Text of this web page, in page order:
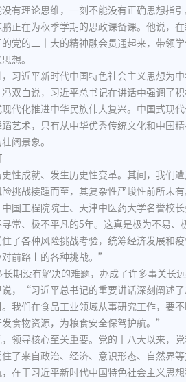
有理论思维，一刻不能没有正确思想指引
正在为秋季学期的思政课备课。他说，
党的二十大的精神融会贯通起来，带领
想。
习近平新时代中国特色社会主义思想为
双白说，习近平总书记在讲话中强调了
代化推进中华民族伟大复兴。中国式现
艺术，只有从中华优秀传统文化和中国
阔景象。
性成就、发生历史性变革。其间，我们
挑战接踵而至，其复杂性严峻性前所未有
国工程院院士、天津中医药大学名誉校
常、极不平凡的5年。这真是极为不易、
了各种风险挑战考验，统筹经济发展和
前路上的各种挑战。”
期没有解决的难题，办成了许多事关长
，“习近平总书记的重要讲话深刻阐述了
我们在食品工业领域从事研究工作，要不
食物资源，为粮食安全保驾护航。”
领导核心至关重要。党的十八大以来，
了来自政治、经济、意识形态、自然界
在于习近平新时代中国特色社会主义思想